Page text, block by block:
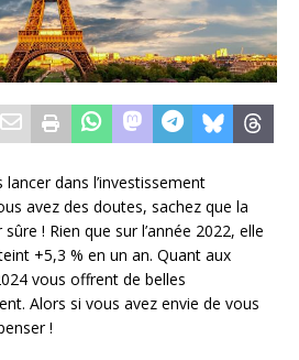
dans l’investissement
avez des doutes, sachez que la
! Rien que sur l’année 2022, elle
+5,3 % en un an. Quant aux
vous offrent de belles
Alors si vous avez envie de vous
!